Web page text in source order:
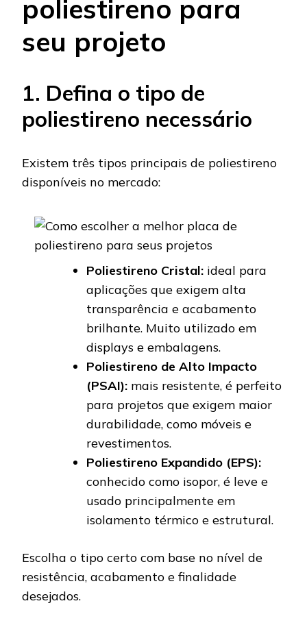
poliestireno para
seu projeto
1. Defina o tipo de
poliestireno necessário
Existem três tipos principais de poliestireno
disponíveis no mercado:
Poliestireno Cristal: ideal para
aplicações que exigem alta
transparência e acabamento
brilhante. Muito utilizado em
displays e embalagens.
Poliestireno de Alto Impacto
(PSAI): mais resistente, é perfeito
para projetos que exigem maior
durabilidade, como móveis e
revestimentos.
Poliestireno Expandido (EPS):
conhecido como isopor, é leve e
usado principalmente em
isolamento térmico e estrutural.
Escolha o tipo certo com base no nível de
resistência, acabamento e finalidade
desejados.